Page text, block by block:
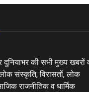
की सभी मुख्य खबरों
संस्कृति, विरासतों, लोक
राजनीतिक व धार्मिक